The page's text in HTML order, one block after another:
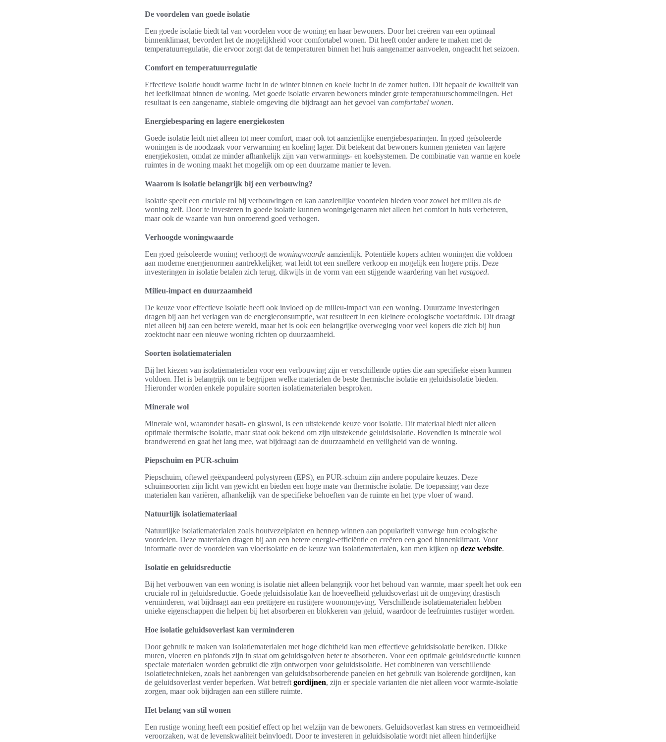
De voordelen van goede isolatie
Een goede isolatie biedt tal van voordelen voor de woning en haar bewoners. Door het creëren van een optimaal
binnenklimaat, bevordert het de mogelijkheid voor comfortabel wonen. Dit heeft onder andere te maken met de
temperatuurregulatie, die ervoor zorgt dat de temperaturen binnen het huis aangenamer aanvoelen, ongeacht het seizoen.
Comfort en temperatuurregulatie
Effectieve isolatie houdt warme lucht in de winter binnen en koele lucht in de zomer buiten. Dit bepaalt de kwaliteit van
het leefklimaat binnen de woning. Met goede isolatie ervaren bewoners minder grote temperatuurschommelingen. Het
resultaat is een aangename, stabiele omgeving die bijdraagt aan het gevoel van comfortabel wonen.
Energiebesparing en lagere energiekosten
Goede isolatie leidt niet alleen tot meer comfort, maar ook tot aanzienlijke energiebesparingen. In goed geïsoleerde
woningen is de noodzaak voor verwarming en koeling lager. Dit betekent dat bewoners kunnen genieten van lagere
energiekosten, omdat ze minder afhankelijk zijn van verwarmings- en koelsystemen. De combinatie van warme en koele
ruimtes in de woning maakt het mogelijk om op een duurzame manier te leven.
Waarom is isolatie belangrijk bij een verbouwing?
Isolatie speelt een cruciale rol bij verbouwingen en kan aanzienlijke voordelen bieden voor zowel het milieu als de
woning zelf. Door te investeren in goede isolatie kunnen woningeigenaren niet alleen het comfort in huis verbeteren,
maar ook de waarde van hun onroerend goed verhogen.
Verhoogde woningwaarde
Een goed geïsoleerde woning verhoogt de woningwaarde aanzienlijk. Potentiële kopers achten woningen die voldoen
aan moderne energienormen aantrekkelijker, wat leidt tot een snellere verkoop en mogelijk een hogere prijs. Deze
investeringen in isolatie betalen zich terug, dikwijls in de vorm van een stijgende waardering van het vastgoed.
Milieu-impact en duurzaamheid
De keuze voor effectieve isolatie heeft ook invloed op de milieu-impact van een woning. Duurzame investeringen
dragen bij aan het verlagen van de energieconsumptie, wat resulteert in een kleinere ecologische voetafdruk. Dit draagt
niet alleen bij aan een betere wereld, maar het is ook een belangrijke overweging voor veel kopers die zich bij hun
zoektocht naar een nieuwe woning richten op duurzaamheid.
Soorten isolatiematerialen
Bij het kiezen van isolatiematerialen voor een verbouwing zijn er verschillende opties die aan specifieke eisen kunnen
voldoen. Het is belangrijk om te begrijpen welke materialen de beste thermische isolatie en geluidsisolatie bieden.
Hieronder worden enkele populaire soorten isolatiematerialen besproken.
Minerale wol
Minerale wol, waaronder basalt- en glaswol, is een uitstekende keuze voor isolatie. Dit materiaal biedt niet alleen
optimale thermische isolatie, maar staat ook bekend om zijn uitstekende geluidsisolatie. Bovendien is minerale wol
brandwerend en gaat het lang mee, wat bijdraagt aan de duurzaamheid en veiligheid van de woning.
Piepschuim en PUR-schuim
Piepschuim, oftewel geëxpandeerd polystyreen (EPS), en PUR-schuim zijn andere populaire keuzes. Deze
schuimsoorten zijn licht van gewicht en bieden een hoge mate van thermische isolatie. De toepassing van deze
materialen kan variëren, afhankelijk van de specifieke behoeften van de ruimte en het type vloer of wand.
Natuurlijk isolatiemateriaal
Natuurlijke isolatiematerialen zoals houtvezelplaten en hennep winnen aan populariteit vanwege hun ecologische
voordelen. Deze materialen dragen bij aan een betere energie-efficiëntie en creëren een goed binnenklimaat. Voor
informatie over de voordelen van vloerisolatie en de keuze van isolatiematerialen, kan men kijken op deze website.
Isolatie en geluidsreductie
Bij het verbouwen van een woning is isolatie niet alleen belangrijk voor het behoud van warmte, maar speelt het ook een
cruciale rol in geluidsreductie. Goede geluidsisolatie kan de hoeveelheid geluidsoverlast uit de omgeving drastisch
verminderen, wat bijdraagt aan een prettigere en rustigere woonomgeving. Verschillende isolatiematerialen hebben
unieke eigenschappen die helpen bij het absorberen en blokkeren van geluid, waardoor de leefruimtes rustiger worden.
Hoe isolatie geluidsoverlast kan verminderen
Door gebruik te maken van isolatiematerialen met hoge dichtheid kan men effectieve geluidsisolatie bereiken. Dikke
muren, vloeren en plafonds zijn in staat om geluidsgolven beter te absorberen. Voor een optimale geluidsreductie kunnen
speciale materialen worden gebruikt die zijn ontworpen voor geluidsisolatie. Het combineren van verschillende
isolatietechnieken, zoals het aanbrengen van geluidsabsorberende panelen en het gebruik van isolerende gordijnen, kan
de geluidsoverlast verder beperken. Wat betreft gordijnen, zijn er speciale varianten die niet alleen voor warmte-isolatie
zorgen, maar ook bijdragen aan een stillere ruimte.
Het belang van stil wonen
Een rustige woning heeft een positief effect op het welzijn van de bewoners. Geluidsoverlast kan stress en vermoeidheid
veroorzaken, wat de levenskwaliteit beïnvloedt. Door te investeren in geluidsisolatie wordt niet alleen hinderlijke